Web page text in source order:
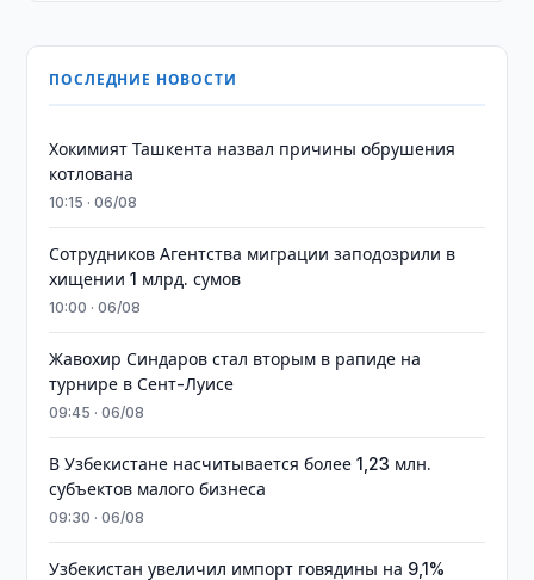
ПОСЛЕДНИЕ НОВОСТИ
Хокимият Ташкента назвал причины обрушения
котлована
10:15 · 06/08
Сотрудников Агентства миграции заподозрили в
хищении 1 млрд. сумов
10:00 · 06/08
Жавохир Синдаров стал вторым в рапиде на
турнире в Сент-Луисе
09:45 · 06/08
В Узбекистане насчитывается более 1,23 млн.
субъектов малого бизнеса
09:30 · 06/08
Узбекистан увеличил импорт говядины на 9,1%